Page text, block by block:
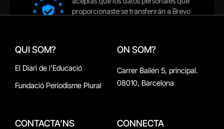
QUI SOM?
El Diari de l'Educació
Fundació Periodisme Plural
ON SOM?
Carrer Bailén 5, principal.
08010, Barcelona
CONTACTA'NS CONNECTA